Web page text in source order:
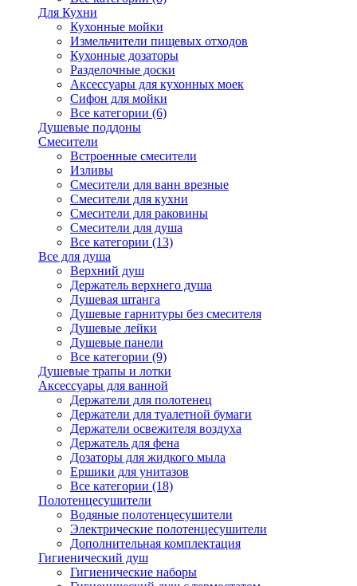
Для Кухни
Кухонные мойки
Измельчители пищевых отходов
Кухонные дозаторы
Разделочные доски
Аксессуары для кухонных моек
Сифон для мойки
Все категории (6)
Душевые поддоны
Смесители
Встроенные смесители
Изливы
Смесители для ванн врезные
Смесители для кухни
Смесители для раковины
Смесители для душа
Все категории (13)
Все для душа
Верхний душ
Держатель верхнего душа
Душевая штанга
Душевые гарнитуры без смесителя
Душевые лейки
Душевые панели
Все категории (9)
Душевые трапы и лотки
Аксессуары для ванной
Держатели для полотенец
Держатели для туалетной бумаги
Держатели освежителя воздуха
Держатель для фена
Дозаторы для жидкого мыла
Ершики для унитазов
Все категории (18)
Полотенцесушители
Водяные полотенцесушители
Электрические полотенцесушители
Дополнительная комплектация
Гигиенический душ
Гигиенические наборы